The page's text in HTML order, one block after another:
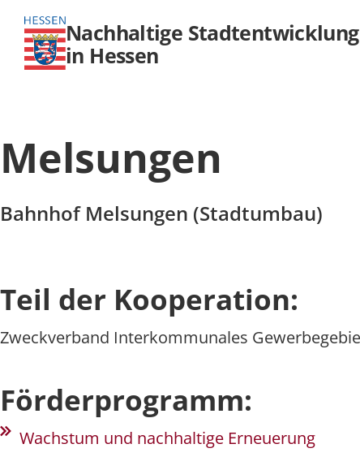
Nachhaltige Stadtentwicklung
in Hessen
Melsungen
Bahnhof Melsungen (Stadtumbau)
Teil der Kooperation:
Zweckverband Interkommunales
Förderprogramm:
Wachstum und nachhaltige Erneuerung